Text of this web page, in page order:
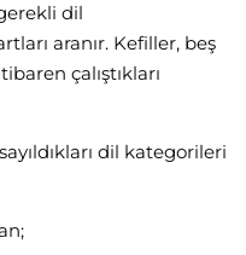
dil
aranır. Kefiller, beş
çalıştıkları
dil kategorileri